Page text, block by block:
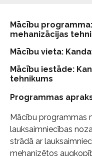
Mācību
mehanizācijas
Mācību vieta:
Mācību iestāde:
tehnikums
Programmas
Mācību programmas
lauksaimniecības
strādā ar
mehanizētos